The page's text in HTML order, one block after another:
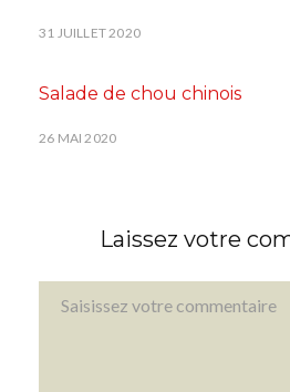
31 JUILLET 2020
Salade de chou chinois
26 MAI 2020
Laissez votre